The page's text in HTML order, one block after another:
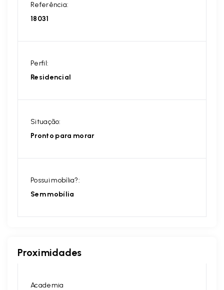
Referência:
18031
Perfil:
Residencial
Situação:
Pronto para morar
Possui mobília?:
Sem mobília
Proximidades
Academia